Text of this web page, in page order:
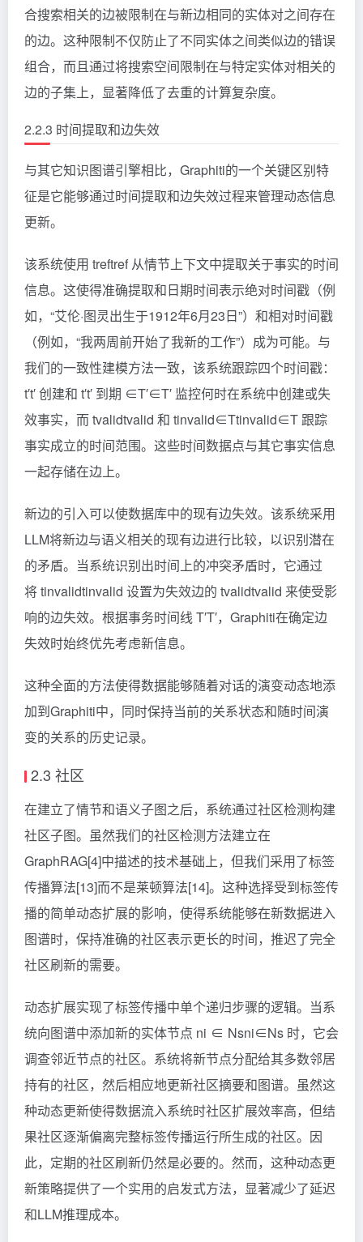
合搜索相关的边被限制在与新边相同的实体对之间存在
的边。这种限制不仅防止了不同实体之间类似边的错误
组合，而且通过将搜索空间限制在与特定实体对相关的
边的子集上，显著降低了去重的计算复杂度。
2.2.3 时间提取和边失效
与其它知识图谱引擎相比，Graphiti的一个关键区别特
征是它能够通过时间提取和边失效过程来管理动态信息
更新。
该系统使用 treftref​ 从情节上下文中提取关于事实的时间
信息。这使得准确提取和日期时间表示绝对时间戳（例
如，“艾伦·图灵出生于1912年6月23日”）和相对时间戳
（例如，“我两周前开始了我新的工作”）成为可能。与
我们的一致性建模方法一致，该系统跟踪四个时间戳：
t′t′创建和 t′t′ 到期 ∈T′∈T′ 监控何时在系统中创建或失
效事实，而 tvalidtvalid​ 和 tinvalid∈Ttinvalid​∈T 跟踪
事实成立的时间范围。这些时间数据点与其它事实信息
一起存储在边上。
新边的引入可以使数据库中的现有边失效。该系统采用
LLM将新边与语义相关的现有边进行比较，以识别潜在
的矛盾。当系统识别出时间上的冲突矛盾时，它通过
将 tinvalidtinvalid​ 设置为失效边的 tvalidtvalid​ 来使受影
响的边失效。根据事务时间线 T′T′，Graphiti在确定边
失效时始终优先考虑新信息。
这种全面的方法使得数据能够随着对话的演变动态地添
加到Graphiti中，同时保持当前的关系状态和随时间演
变的关系的历史记录。
2.3 社区
在建立了情节和语义子图之后，系统通过社区检测构建
社区子图。虽然我们的社区检测方法建立在
GraphRAG[4]中描述的技术基础上，但我们采用了标签
传播算法[13]而不是莱顿算法[14]。这种选择受到标签传
播的简单动态扩展的影响，使得系统能够在新数据进入
图谱时，保持准确的社区表示更长的时间，推迟了完全
社区刷新的需要。
动态扩展实现了标签传播中单个递归步骤的逻辑。当系
统向图谱中添加新的实体节点 ni ∈ Nsni​∈Ns​ 时，它会
调查邻近节点的社区。系统将新节点分配给其多数邻居
持有的社区，然后相应地更新社区摘要和图谱。虽然这
种动态更新使得数据流入系统时社区扩展效率高，但结
果社区逐渐偏离完整标签传播运行所生成的社区。因
此，定期的社区刷新仍然是必要的。然而，这种动态更
新策略提供了一个实用的启发式方法，显著减少了延迟
和LLM推理成本。